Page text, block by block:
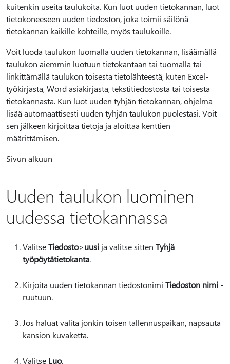
kuitenkin useita taulukoita. Kun luot uuden tietokannan, luot
tietokoneeseen uuden tiedoston, joka toimii säilönä
tietokannan kaikille kohteille, myös taulukoille.
Voit luoda taulukon luomalla uuden tietokannan, lisäämällä
taulukon aiemmin luotuun tietokantaan tai tuomalla tai
linkittämällä taulukon toisesta tietolähteestä, kuten Excel-
työkirjasta, Word asiakirjasta, tekstitiedostosta tai toisesta
tietokannasta. Kun luot uuden tyhjän tietokannan, ohjelma
lisää automaattisesti uuden tyhjän taulukon puolestasi. Voit
sen jälkeen kirjoittaa tietoja ja aloittaa kenttien
määrittämisen.
Sivun alkuun
Uuden taulukon luominen
uudessa tietokannassa
ValitseTiedosto>uusi ja valitse sitten Tyhjä
työpöytätietokanta.
Kirjoita uuden tietokannan tiedostonimi Tiedoston nimi -
ruutuun.
Jos haluat valita jonkin toisen tallennuspaikan, napsauta
kansion kuvaketta.
Valitse Luo.